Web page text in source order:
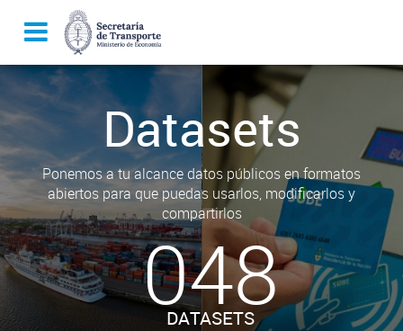
Datasets
Ponemos a tu alcance datos públicos en formatos
abiertos para que puedas usarlos, modificarlos y
compartirlos
048
DATASETS